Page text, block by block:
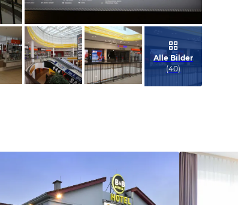
Bild melden
von Wolfram
Alle Bilder
(40)